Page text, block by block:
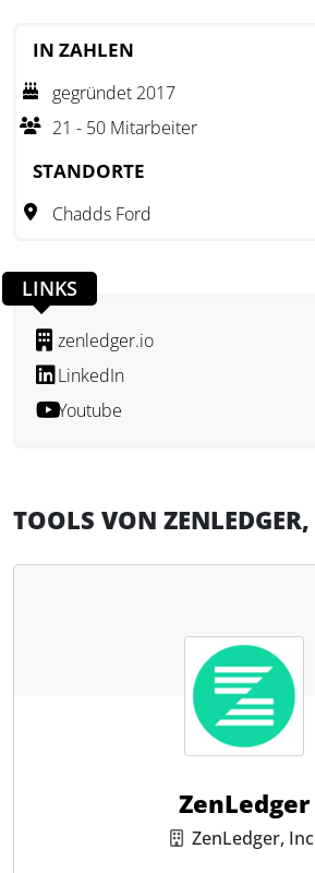
Blockchains und 20 DeFi-Protokollen
IN ZAHLEN
gegründet 2017
21 - 50 Mitarbeiter
STANDORTE
Chadds Ford
LINKS
zenledger.io
LinkedIn
Youtube
TOOLS VON
ZenLedger
ZenLedger,